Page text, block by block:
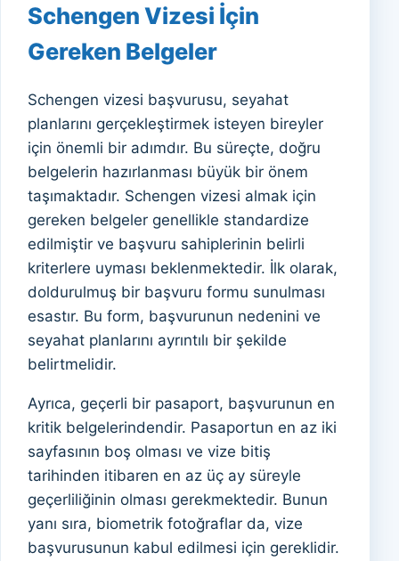
Schengen Vizesi İçin
Gereken Belgeler
Schengen vizesi başvurusu, seyahat
planlarını gerçekleştirmek isteyen bireyler
için önemli bir adımdır. Bu süreçte, doğru
belgelerin hazırlanması büyük bir önem
taşımaktadır. Schengen vizesi almak için
gereken belgeler genellikle standardize
edilmiştir ve başvuru sahiplerinin belirli
kriterlere uyması beklenmektedir. İlk olarak,
doldurulmuş bir başvuru formu sunulması
esastır. Bu form, başvurunun nedenini ve
seyahat planlarını ayrıntılı bir şekilde
belirtmelidir.
Ayrıca, geçerli bir pasaport, başvurunun en
kritik belgelerindendir. Pasaportun en az iki
sayfasının boş olması ve vize bitiş
tarihinden itibaren en az üç ay süreyle
geçerliliğinin olması gerekmektedir. Bunun
yanı sıra, biometrik fotoğraflar da, vize
başvurusunun kabul edilmesi için gereklidir.